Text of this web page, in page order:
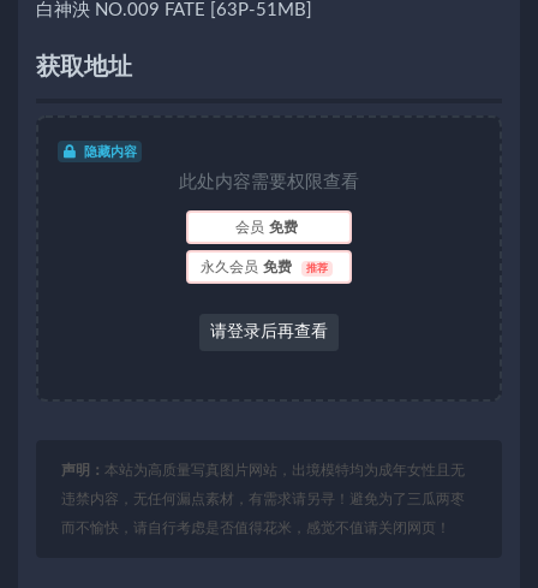
白神泱 NO.009 FATE [63P-51MB]
获取地址
隐藏内容
此处内容需要权限查看
会员 免费
永久会员 免费 推荐
请登录后再查看
声明： 本站为高质量写真图片网站，出境模特均为成年女性且无
违禁内容，无任何漏点素材，有需求请另寻！避免为了三瓜两枣
而不愉快，请自行考虑是否值得花米，感觉不值请关闭网页！